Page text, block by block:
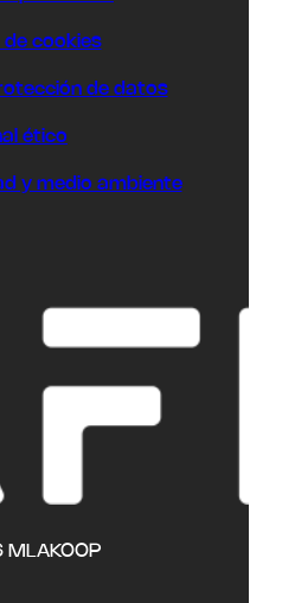
de cookies
de datos
ético
y medio ambiente